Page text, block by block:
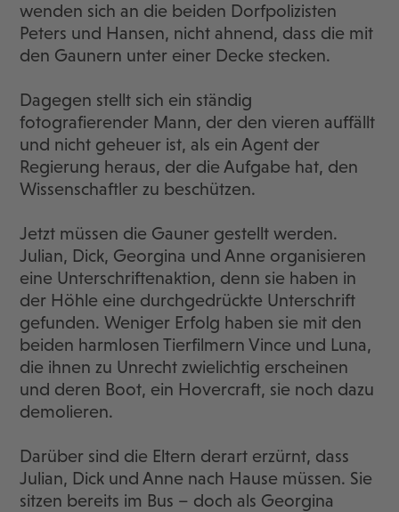
wenden sich an die beiden Dorfpolizisten
Peters und Hansen, nicht ahnend, dass die mit
den Gaunern unter einer Decke stecken.
Dagegen stellt sich ein ständig
fotografierender Mann, der den vieren auffällt
und nicht geheuer ist, als ein Agent der
Regierung heraus, der die Aufgabe hat, den
Wissenschaftler zu beschützen.
Jetzt müssen die Gauner gestellt werden.
Julian, Dick, Georgina und Anne organisieren
eine Unterschriftenaktion, denn sie haben in
der Höhle eine durchgedrückte Unterschrift
gefunden. Weniger Erfolg haben sie mit den
beiden harmlosen Tierfilmern Vince und Luna,
die ihnen zu Unrecht zwielichtig erscheinen
und deren Boot, ein Hovercraft, sie noch dazu
demolieren.
Darüber sind die Eltern derart erzürnt, dass
Julian, Dick und Anne nach Hause müssen. Sie
sitzen bereits im Bus – doch als Georgina